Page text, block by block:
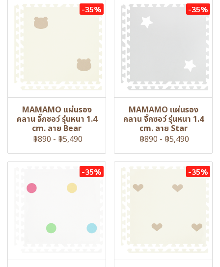
-35%
MAMAMO แผ่นรอง
คลาน จิ๊กซอว์ รุ่นหนา 1.4
cm. ลาย Bear
฿890 - ฿5,490
-35%
MAMAMO แผ่นรอง
คลาน จิ๊กซอว์ รุ่นหนา 1.4
cm. ลาย Star
฿890 - ฿5,490
-35% -35%